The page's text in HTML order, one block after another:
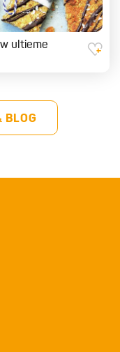
ultieme
BLOG